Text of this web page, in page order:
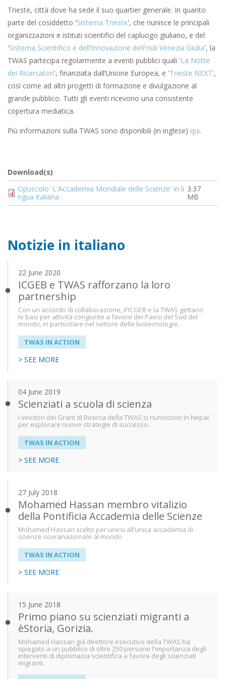
Trieste, città dove ha sede il suo quartier generale. In quanto
parte del cosiddetto 'Sistema Trieste', che riunisce le principali
organizzazioni e istituti scientifici del capluogo giuliano, e del
'Sistema Scientifico e dell’Innovazione delFriuli Venezia Giulia', la
TWAS partecipa regolarmente a eventi pubblici quali 'La Notte
dei Ricercatori', finanziata dall’Unione Europea, e 'Trieste NEXT',
così come ad altri progetti di formazione e divulgazione al
grande pubblico. Tutti gli eventi ricevono una consistente
copertura mediatica.
Più informazioni sulla TWAS sono disponibili (in inglese) qui.
Download(s)
Document
Opuscolo 'L'Accademia Mondiale delle Scienze' in li
ngua italiana
3.37
MB
Notizie in italiano
22 June 2020
ICGEB e TWAS rafforzano la loro
partnership
Con un accordo di collaborazione, il'ICGEB e la TWAS gettano
le basi per attività congiunte a favore dei Paesi del Sud del
mondo, in particolare nel settore delle biotecnologie.
TWAS IN ACTION
> SEE MORE
04 June 2019
Scienziati a scuola di scienza
I vincitori dei Grant di Ricerca della TWAS si riuniscono in Nepal
per esplorare nuove strategie di successo.
TWAS IN ACTION
> SEE MORE
27 July 2018
Mohamed Hassan membro vitalizio
della Pontificia Accademia delle Scienze
Mohamed Hassan scelto per unirsi all’unica accademia di
scienze sovranazionale al mondo
TWAS IN ACTION
> SEE MORE
15 June 2018
Primo piano su scienziati migranti a
èStoria, Gorizia.
Mohamed Hassan già direttore esecutivo della TWAS ha
spiegato a un pubblico di oltre 250 persone l'importanza degli
interventi di diplomazia scientifica a favore degli scienziati
migranti.